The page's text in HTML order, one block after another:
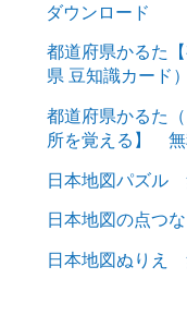
ダウンロード
都道府県かるた
県 豆知識カード
都道府県かるた
所を覚える】 無
日本地図パズル
日本地図の点つ
日本地図ぬりえ